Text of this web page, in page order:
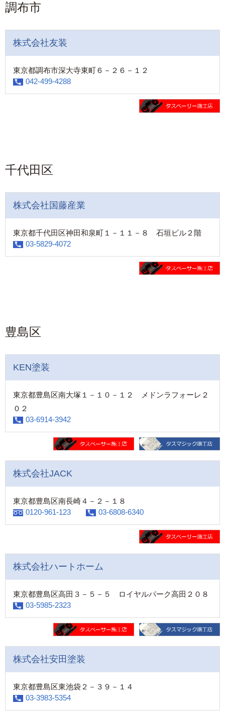
調布市
株式会社友装
東京都調布市深大寺東町６－２６－１２
042-499-4288
千代田区
株式会社国藤産業
東京都千代田区神田和泉町１－１１－８ 石垣ビル２階
03-5829-4072
豊島区
KEN塗装
東京都豊島区南大塚１－１０－１２ メドンラフォーレ２
０２
03-6914-3942
株式会社JACK
東京都豊島区南長崎４－２－１８
0120-961-123
03-6808-6340
株式会社ハートホーム
東京都豊島区高田３－５－５ ロイヤルパーク高田２０８
03-5985-2323
株式会社安田塗装
東京都豊島区東池袋２－３９－１４
03-3983-5354